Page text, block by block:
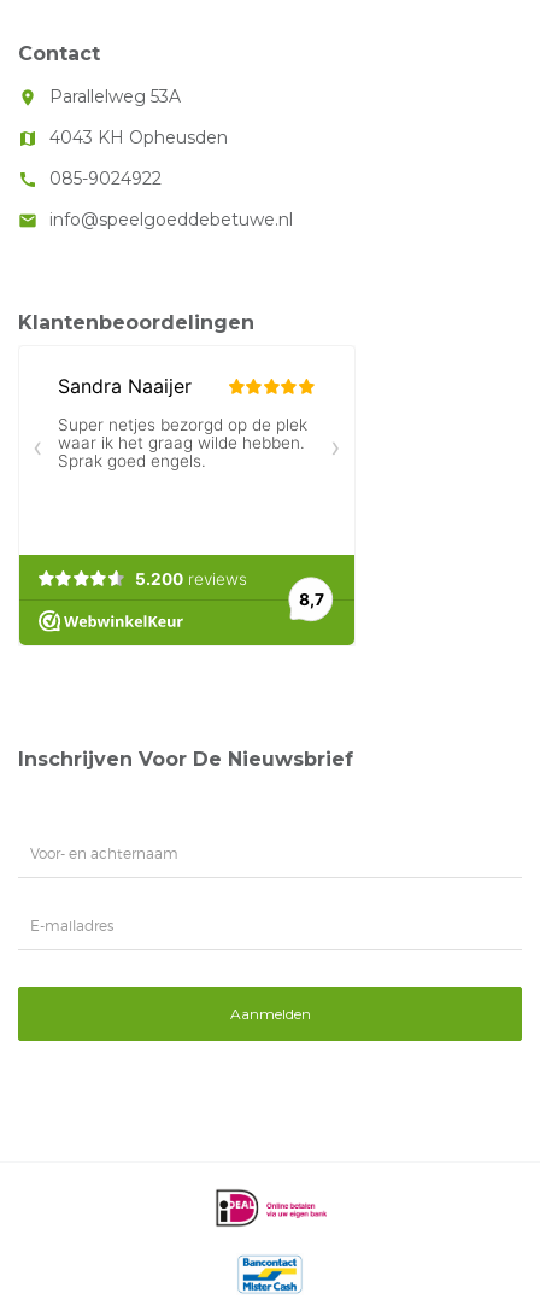
Contact
room Parallelweg 53A
map 4043 KH Opheusden
call 085-9024922
mail info@speelgoeddebetuwe.nl
Klantenbeoordelingen
Inschrijven Voor De Nieuwsbrief
Aanmelden